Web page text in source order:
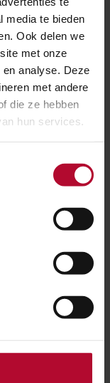
media te bieden
Ook delen we
met onze
analyse. Deze
met andere
die ze hebben
hun services.
tussen